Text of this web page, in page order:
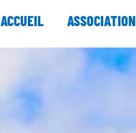
ACCUEIL ASSOCIATION